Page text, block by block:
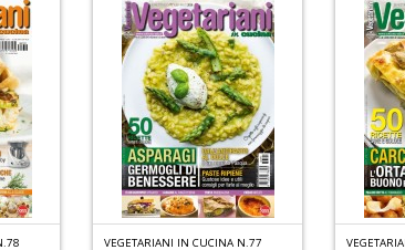
VEGETARIANI IN CUCINA N.77